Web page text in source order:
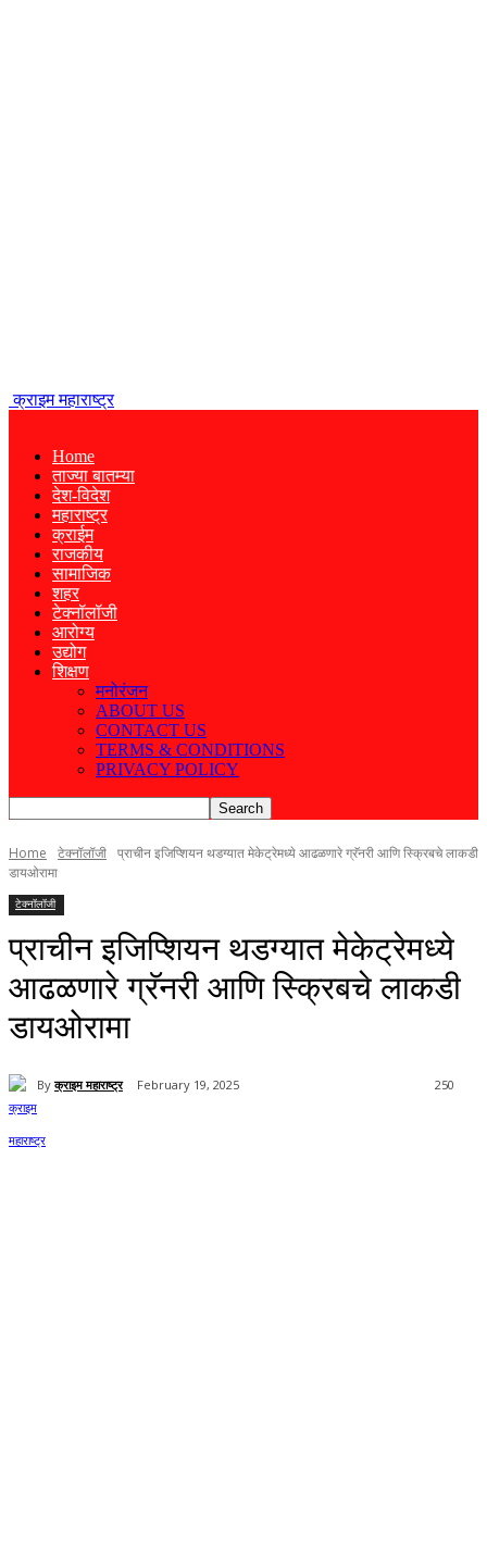
क्राइम महाराष्ट्र
Home
ताज्या बातम्या
देश-विदेश
महाराष्ट्र
क्राईम
राजकीय
सामाजिक
शहर
टेक्नॉलॉजी
आरोग्य
उद्योग
शिक्षण
मनोरंजन
ABOUT US
CONTACT US
TERMS & CONDITIONS
PRIVACY POLICY
Home टेक्नॉलॉजी प्राचीन इजिप्शियन थडग्यात मेकेट्रेमध्ये आढळणारे ग्रॅनरी आणि स्क्रिबचे लाकडी
डायओरामा
टेक्नॉलॉजी
प्राचीन इजिप्शियन थडग्यात मेकेट्रेमध्ये
आढळणारे ग्रॅनरी आणि स्क्रिबचे लाकडी
डायओरामा
By क्राइम महाराष्ट्र February 19, 2025 250